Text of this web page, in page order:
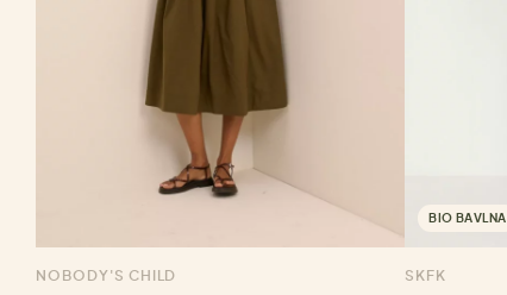
NOBODY'S CHILD
BIO BAVLNA
SKFK